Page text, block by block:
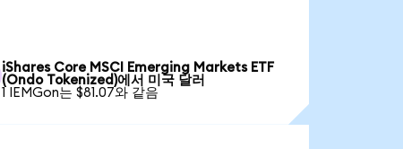
iShares Core MSCI Emerging Markets ETF
(Ondo Tokenized)에서 미국 달러
1 IEMGon는 $81.07와 같음